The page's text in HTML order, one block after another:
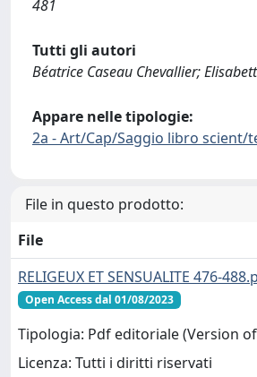
481
Tutti gli autori
Béatrice Caseau Chevallier;
Appare nelle tipologie:
2a - Art/Cap/Saggio libro scient/
File in questo prodotto:
File
RELIGEUX ET SENSUALITE 476-
Open Access dal 01/08/2023
Tipologia: Pdf editoriale (Version
Licenza: Tutti i diritti riservati